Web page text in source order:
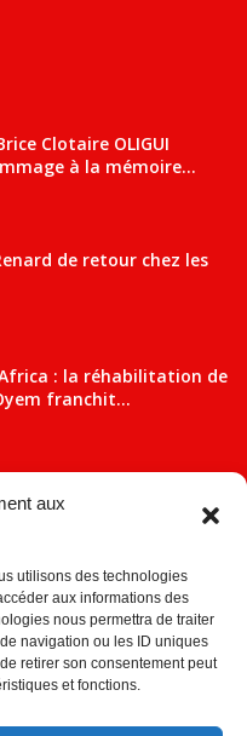
aux
utilisons des technologies
aux informations des
nous permettra de traiter
navigation ou les ID uniques
retirer son consentement peut
et fonctions.
Clotaire OLIGUI
à la mémoire...
de retour chez les
: la réhabilitation de
franchit...
2091
1840
859